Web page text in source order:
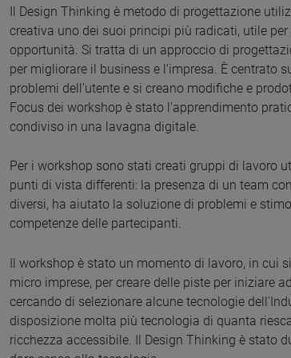
Il Design Thinking è metodo di progettazione
creativa uno dei suoi principi più radicati, utile
opportunità. Si tratta di un approccio di
per migliorare il business e l’impresa. È centrato
problemi dell’utente e si creano modifiche e
Focus dei workshop è stato l’apprendimento
condiviso in una lavagna digitale.
Per i workshop sono stati creati gruppi di lavoro
punti di vista differenti: la presenza di un team
diversi, ha aiutato la soluzione di problemi e
competenze delle partecipanti.
Il workshop è stato un momento di lavoro, in cui
micro imprese, per creare delle piste per iniziare
cercando di selezionare alcune tecnologie
disposizione molta più tecnologia di quanta
ricchezza accessibile. Il Design Thinking è stato